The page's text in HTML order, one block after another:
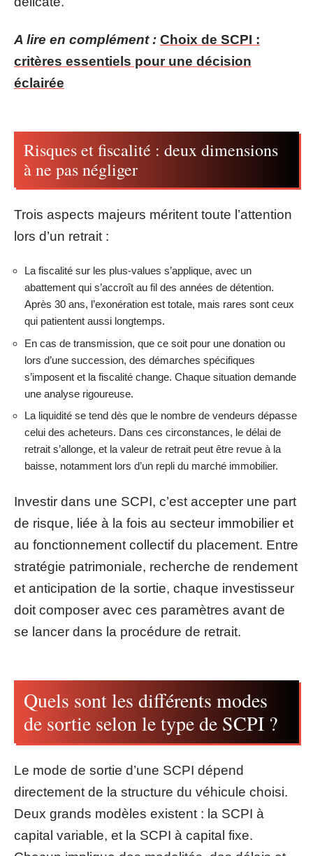
A lire en complément : Choix de SCPI :
critères essentiels pour une décision
éclairée
Risques et fiscalité : deux dimensions
à ne pas négliger
Trois aspects majeurs méritent toute l’attention
lors d’un retrait :
La fiscalité sur les plus-values s’applique, avec un
abattement qui s’accroît au fil des années de détention.
Après 30 ans, l’exonération est totale, mais rares sont ceux
qui patientent aussi longtemps.
En cas de transmission, que ce soit pour une donation ou
lors d’une succession, des démarches spécifiques
s’imposent et la fiscalité change. Chaque situation demande
une analyse rigoureuse.
La liquidité se tend dès que le nombre de vendeurs dépasse
celui des acheteurs. Dans ces circonstances, le délai de
retrait s’allonge, et la valeur de retrait peut être revue à la
baisse, notamment lors d’un repli du marché immobilier.
Investir dans une SCPI, c’est accepter une part
de risque, liée à la fois au secteur immobilier et
au fonctionnement collectif du placement. Entre
stratégie patrimoniale, recherche de rendement
et anticipation de la sortie, chaque investisseur
doit composer avec ces paramètres avant de
se lancer dans la procédure de retrait.
Quels sont les différents modes
de sortie selon le type de SCPI ?
Le mode de sortie d’une SCPI dépend
directement de la structure du véhicule choisi.
Deux grands modèles existent : la SCPI à
capital variable, et la SCPI à capital fixe.